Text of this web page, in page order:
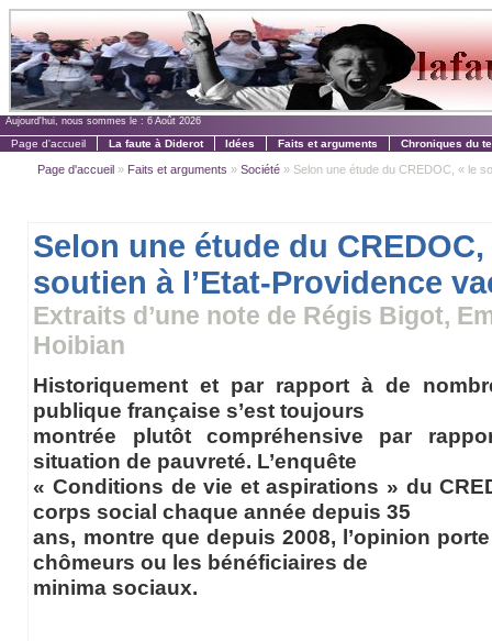
Aujourd'hui, nous sommes le : 6 Août 2026
Page d'accueil La faute à Diderot Idées Faits et arguments Chroniques du
Page d'accueil » Faits et arguments »Société » Selon une étude du CREDOC, « le
Selon une étude du CREDOC,
soutien à l’Etat-Providence
Extraits d’une note de Régis Bigot,
Hoibian
Historiquement et par rapport à de
publique française s’est toujours
montrée plutôt compréhensive par
situation de pauvreté. L’enquête
« Conditions de vie et aspirations » du
corps social chaque année depuis 35
ans, montre que depuis 2008, l’opinion
chômeurs ou les bénéficiaires de
minima sociaux.